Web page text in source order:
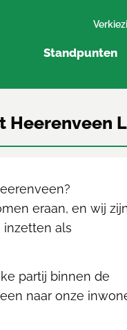
Standpunten
Heerenveen
eraan, en wij
als
partij binnen de
naar onze